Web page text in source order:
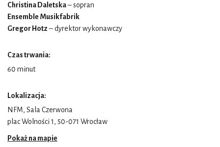
Christina Daletska– sopran
Ensemble Musikfabrik
Gregor Hotz– dyrektor wykonawczy
Czas trwania:
60 minut
Lokalizacja:
NFM, Sala Czerwona
plac Wolności 1, 50-071 Wrocław
Pokaż na mapie